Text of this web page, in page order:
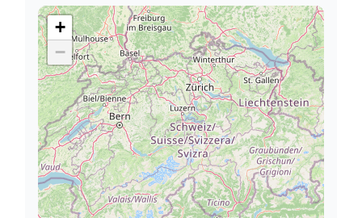
+
−